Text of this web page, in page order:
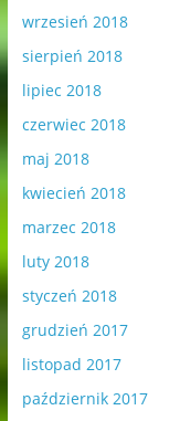
wrzesień 2018
sierpień 2018
lipiec 2018
czerwiec 2018
maj 2018
kwiecień 2018
marzec 2018
luty 2018
styczeń 2018
grudzień 2017
listopad 2017
październik 2017